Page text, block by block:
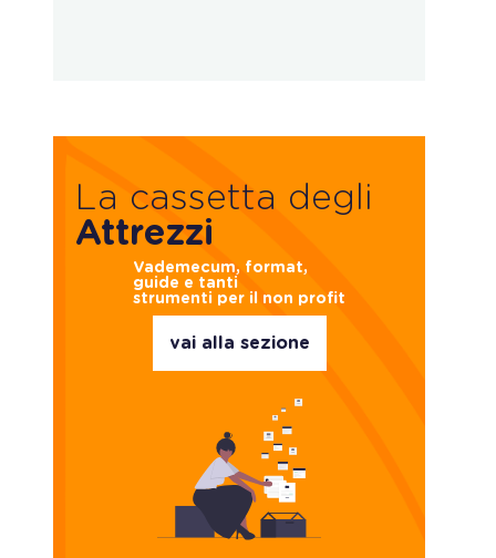
La cassetta degli
Attrezzi
Vademecum, format,
guide e tanti
strumenti per il non profit
vai alla sezione